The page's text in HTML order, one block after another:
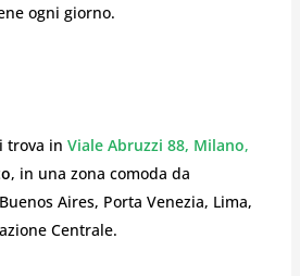
ogni giorno.
trova in Viale Abruzzi 88, Milano,
, in una zona comoda da
Aires, Porta Venezia, Lima,
Centrale.